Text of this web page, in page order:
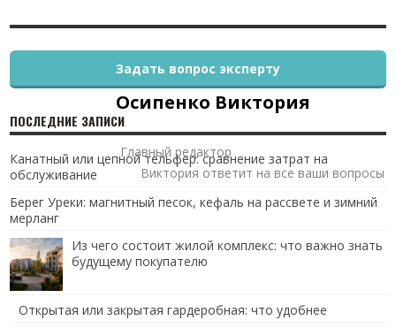
Осипенко Виктория
Главный редактор
Виктория ответит на все ваши вопросы
Задать вопрос эксперту
ПОСЛЕДНИЕ ЗАПИСИ
Канатный или цепной тельфер: сравнение затрат на
обслуживание
Берег Уреки: магнитный песок, кефаль на рассвете и зимний
мерланг
Из чего состоит жилой комплекс: что важно знать
будущему покупателю
Открытая или закрытая гардеробная: что удобнее